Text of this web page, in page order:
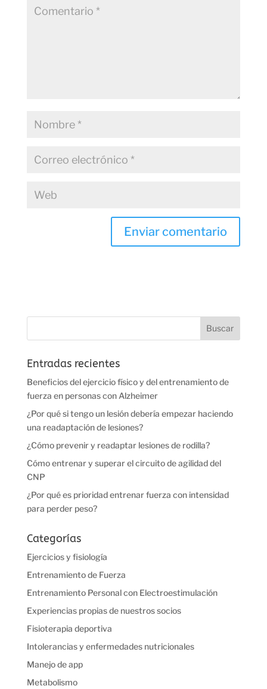
Entradas recientes
Beneficios del ejercicio físico y del entrenamiento de
fuerza en personas con Alzheimer
¿Por qué si tengo un lesión debería empezar haciendo
una readaptación de lesiones?
¿Cómo prevenir y readaptar lesiones de rodilla?
Cómo entrenar y superar el circuito de agilidad del
CNP
¿Por qué es prioridad entrenar fuerza con intensidad
para perder peso?
Categorías
Ejercicios y fisiología
Entrenamiento de Fuerza
Entrenamiento Personal con Electroestimulación
Experiencias propias de nuestros socios
Fisioterapia deportiva
Intolerancias y enfermedades nutricionales
Manejo de app
Metabolismo